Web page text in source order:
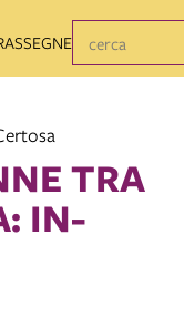
TRA
IN-